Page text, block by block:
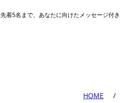
先着5名まで、あなたに向けたメッセージ付
​HOME
​ /